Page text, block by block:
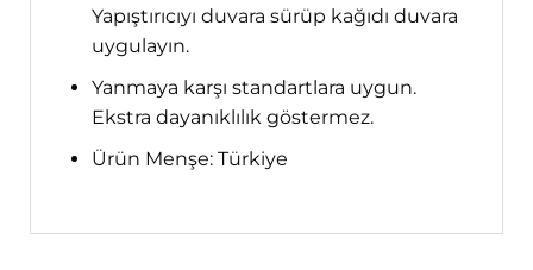
Yapıştırıcıyı duvara sürüp kağıdı duvara
uygulayın.
Yanmaya karşı standartlara uygun.
Ekstra dayanıklılık göstermez.
Ürün Menşe: Türkiye